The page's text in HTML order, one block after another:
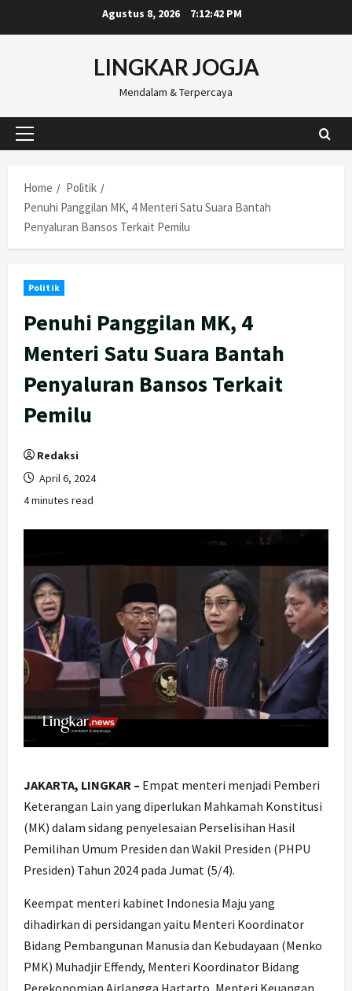
to
Agustus 8, 2026 7:12:44 PM
LINGKAR JOGJA
Mendalam & Terpercaya
Primary
Home
Politik
Penuhi Panggilan MK, 4 Menteri Satu Suara Bantah
Penyaluran Bansos Terkait Pemilu
Politik
Penuhi Panggilan MK, 4
Menteri Satu Suara Bantah
Penyaluran Bansos Terkait
Pemilu
Redaksi
April 6, 2024
4 minutes read
JAKARTA, LINGKAR – Empat menteri menjadi Pemberi
Keterangan Lain yang diperlukan Mahkamah Konstitusi
(MK) dalam sidang penyelesaian Perselisihan Hasil
Pemilihan Umum Presiden dan Wakil Presiden (PHPU
Presiden) Tahun 2024 pada Jumat (5/4).
Keempat menteri kabinet Indonesia Maju yang
dihadirkan di persidangan yaitu Menteri Koordinator
Bidang Pembangunan Manusia dan Kebudayaan (Menko
PMK) Muhadjir Effendy, Menteri Koordinator Bidang